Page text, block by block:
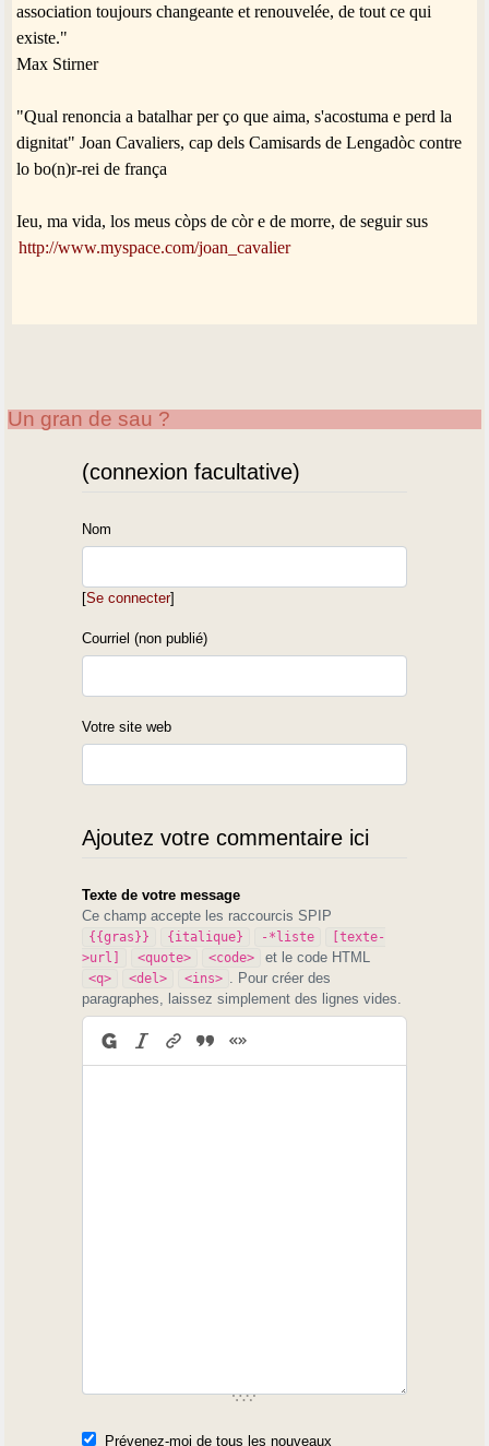
association toujours changeante et renouvelée, de tout ce qui
existe."
Max Stirner
"Qual renoncia a batalhar per ço que aima, s'acostuma e perd la
dignitat" Joan Cavaliers, cap dels Camisards de Lengadòc contre
lo bo(n)r-rei de frança
Ieu, ma vida, los meus còps de còr e de morre, de seguir sus
http://www.myspace.com/joan_cavalier
Un gran de sau ?
(connexion facultative)
Nom
[Se connecter]
Courriel (non publié)
Votre site web
Ajoutez votre commentaire ici
Texte de votre message
Ce champ accepte les raccourcis SPIP
{{gras}} {italique} -*liste
[texte-
>url]
<quote> <code> et le code HTML
<q> <del> <ins>
. Pour créer des
paragraphes, laissez simplement des lignes vides.
Prévenez-moi de tous les nouveaux